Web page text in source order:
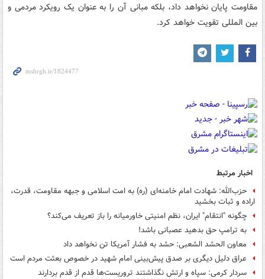
مقاومت پایان نخواهد داد، بلکه مبانی آن را به عنوان یک رویکرد مردمی و
بین المللی تقویت خواهد کرد.
اخبار مرتبط
حزب‌الله: شهادت امام خامنه‌ای (ره) به امت اسلامی و جبهه مقاومت، قدرت،
اراده و ثبات بخشید
چگونه "انتقام" ایران، نظم امنیتی خاورمیانه را باز تعریف می‌کند؟
به ترامپ حق بدهید عصبانی باشد!
معاون الحشد الشعبی: حشد به فشار آمریکا تن نخواهد داد
عراق دلیل دیگری بر صدق پیش‌بینی امام شهید در خصوص بعثت مردم است
سردار کرمی: سپاه و ارتش نگذاشتند تروریست‌ها قدم از قدم بردارند